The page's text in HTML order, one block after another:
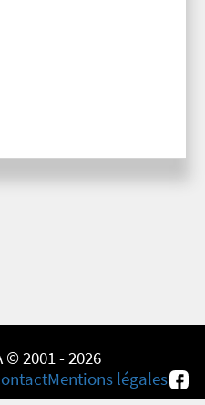
© 2001 - 2026
Mentions légales